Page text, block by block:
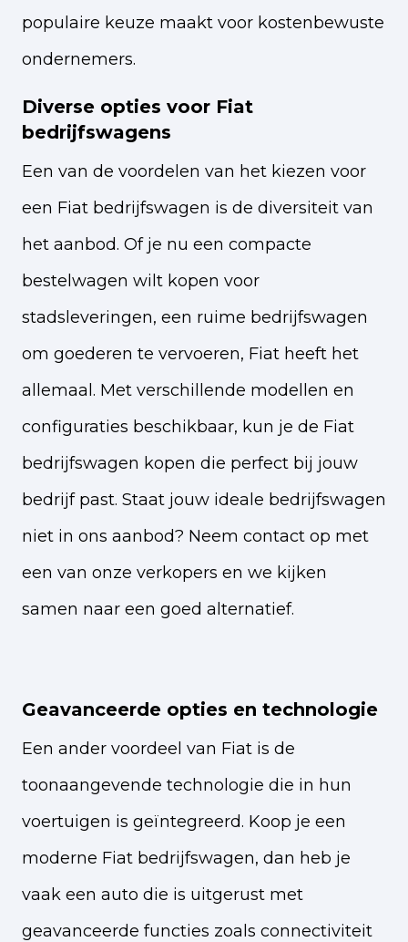
populaire keuze maakt voor kostenbewuste
ondernemers.
Diverse opties voor Fiat
bedrijfswagens
Een van de voordelen van het kiezen voor
een Fiat bedrijfswagen is de diversiteit van
het aanbod. Of je nu een compacte
bestelwagen wilt kopen voor
stadsleveringen, een ruime bedrijfswagen
om goederen te vervoeren, Fiat heeft het
allemaal. Met verschillende modellen en
configuraties beschikbaar, kun je de Fiat
bedrijfswagen kopen die perfect bij jouw
bedrijf past. Staat jouw ideale bedrijfswagen
niet in ons aanbod? Neem contact op met
een van onze verkopers en we kijken
samen naar een goed alternatief.
Geavanceerde opties en technologie
Een ander voordeel van Fiat is de
toonaangevende technologie die in hun
voertuigen is geïntegreerd. Koop je een
moderne Fiat bedrijfswagen, dan heb je
vaak een auto die is uitgerust met
geavanceerde functies zoals connectiviteit